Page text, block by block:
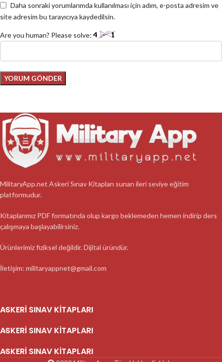
Daha sonraki yorumlarımda kullanılması için adım, e-posta adresim ve
site adresim bu tarayıcıya kaydedilsin.
Are you human? Please solve:
MilitaryApp.net Askeri Sınav Kitapları sunan ileri seviye eğitim
platformudur.
Kitaplarımız PDF formatında olup kargo beklemeden hemen indirip ders
çalışmaya başlayabilirsiniz.
Ürünlerimiz fiziksel değildir. Dijital üründür.
İletişim: militaryappnet@gmail.com
ASKERI SINAV KITAPLARI
ASKERI SINAV KITAPLARI
ASKERI SINAV KITAPLARI